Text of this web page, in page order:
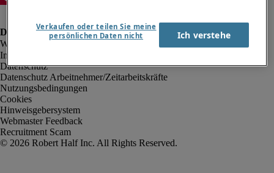
Impressum
Datenschutz
Datenschutz Arbeitnehmer/Zeitarbeitskräfte
Nutzungsbedingungen
Cookies
Hinweisgebersystem
Webmaster Feedback
Recruitment Scam
Verkaufen oder teilen Sie meine
persönlichen Daten nicht
Ich verstehe